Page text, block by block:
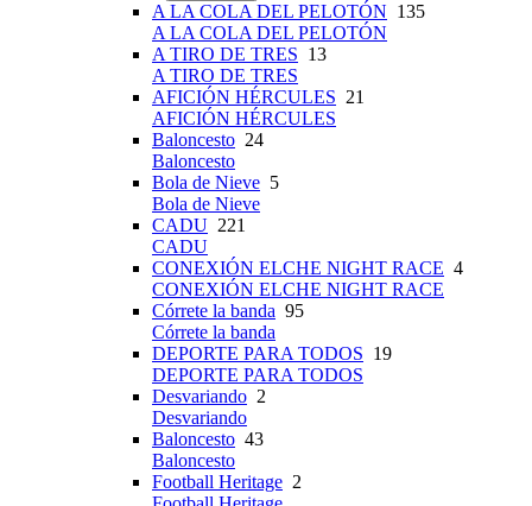
A LA COLA DEL PELOTÓN 135
A LA COLA DEL PELOTÓN
A TIRO DE TRES 13
A TIRO DE TRES
AFICIÓN HÉRCULES 21
AFICIÓN HÉRCULES
Baloncesto 24
Baloncesto
Bola de Nieve 5
Bola de Nieve
CADU 221
CADU
CONEXIÓN ELCHE NIGHT RACE 4
CONEXIÓN ELCHE NIGHT RACE
Córrete la banda 95
Córrete la banda
DEPORTE PARA TODOS 19
DEPORTE PARA TODOS
Desvariando 2
Desvariando
Baloncesto 43
Baloncesto
Football Heritage 2